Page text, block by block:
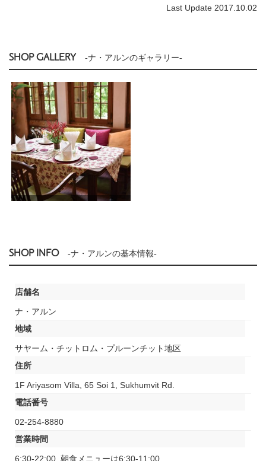
Last Update 2017.10.02
SHOP GALLERY -ナ・アルンのギャラリー-
SHOP INFO -ナ・アルンの基本情報-
店舗名
ナ・アルン
地域
サヤーム・チットロム・プルーンチット地区
住所
1F Ariyasom Villa, 65 Soi 1, Sukhumvit Rd.
電話番号
02-254-8880
営業時間
6:30-22:00, 朝食メニューは6:30-11:00